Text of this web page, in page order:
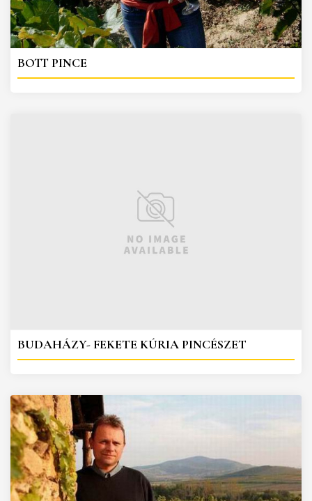
BOTT PINCE
BUDAHÁZY- FEKETE KÚRIA PINCÉSZET